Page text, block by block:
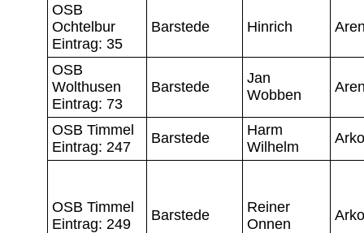
OSB
Ochtelbur
Eintrag: 35
Barstede Hinrich
OSB
Wolthusen
Eintrag: 73
Barstede
Jan
Wobben
OSB Timmel
Eintrag: 247
Barstede
Harm
Wilhelm
OSB Timmel
Eintrag: 249
Barstede
Reiner
Onnen